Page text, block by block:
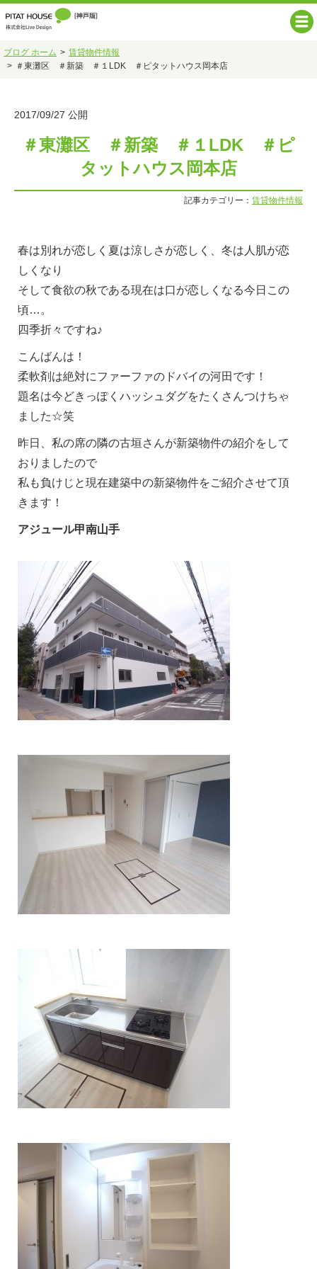
ブログ ホーム
賃貸物件情報
＃東灘区 ＃新築 ＃１LDK ＃ピタットハウス岡本店
2017/09/27 公開
＃東灘区 ＃新築 ＃１LDK ＃ピ
タットハウス岡本店
記事カテゴリー： 賃貸物件情報
春は別れが恋しく夏は涼しさが恋しく、冬は人肌が恋
しくなり
そして食欲の秋である現在は口が恋しくなる今日この
頃…。
四季折々ですね♪
こんばんは！
柔軟剤は絶対にファーファのドバイの河田です！
題名は今どきっぽくハッシュダグをたくさんつけちゃ
ました☆笑
昨日、私の席の隣の古垣さんが新築物件の紹介をして
おりましたので
私も負けじと現在建築中の新築物件をご紹介させて頂
きます！
アジュール甲南山手